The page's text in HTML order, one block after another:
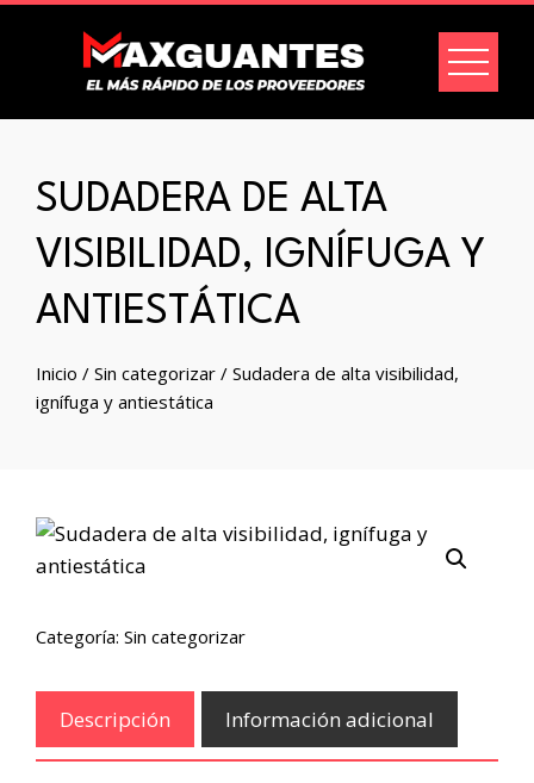
SUDADERA DE ALTA
VISIBILIDAD, IGNÍFUGA Y
ANTIESTÁTICA
Inicio / Sin categorizar / Sudadera de alta visibilidad,
ignífuga y antiestática
Categoría: Sin categorizar
Descripción Información adicional